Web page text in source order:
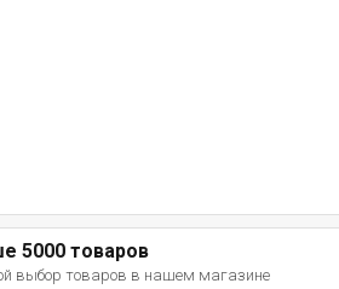
5000 товаров
выбор товаров в нашем магазине